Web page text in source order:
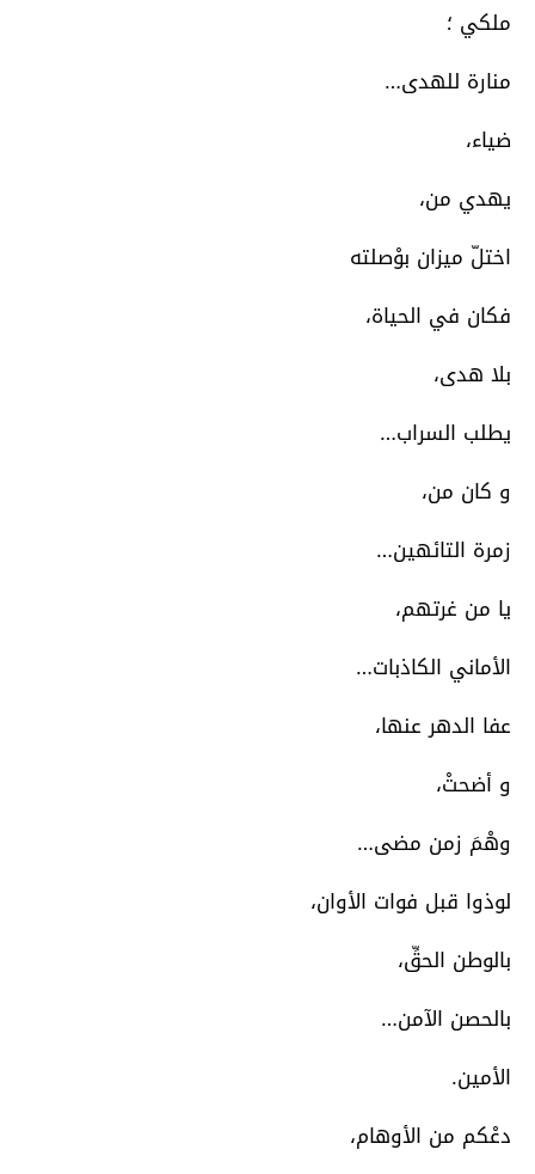
ملكي ؛
منارة للهدى…
ضياء،
يهدي من،
اختلّ ميزان بوْصلته
فكان في الحياة،
بلا هدى،
يطلب السراب…
و كان من،
زمرة التائهين…
يا من غرتهم،
الأماني الكاذبات…
عفا الدهر عنها،
و أضحتْ،
وهْمَ زمن مضى…
لوذوا قبل فوات الأوان،
بالوطن الحقِّ،
بالحصن الآمن…
الأمين.
دعْكم من الأوهام،